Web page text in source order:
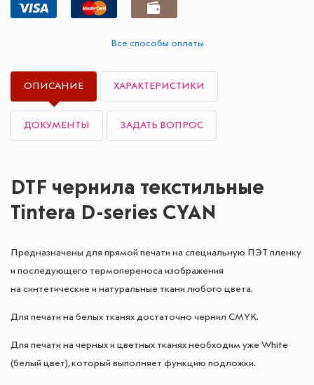
Все способы оплаты
ОПИСАНИЕ ХАРАКТЕРИСТИКИ
ДОКУМЕНТЫ ЗАДАТЬ ВОПРОС
DTF чернила текстильные
Tintera D-series CYAN
Предназначены для прямой печати на специальную ПЭТ пленку
и последующего термопереноса изображения
на синтетические и натуральные ткани любого цвета.
Для печати на белых тканях достаточно чернил CMYK.
Для печати на черных и цветных тканях необходим уже White
(белый цвет), который выполняет функцию подложки.